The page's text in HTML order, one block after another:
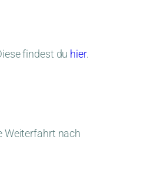
findest du hier.
Weiterfahrt nach